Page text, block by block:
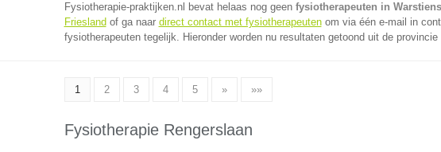
Fysiotherapie-praktijken.nl bevat helaas nog geen fysiotherapeuten in Warstiens
Friesland of ga naar direct contact met fysiotherapeutenom via één e-mail in
fysiotherapeuten tegelijk. Hieronder worden nu resultaten getoond uit de provincie
1 2 3 4 5 » »»
Fysiotherapie Rengerslaan